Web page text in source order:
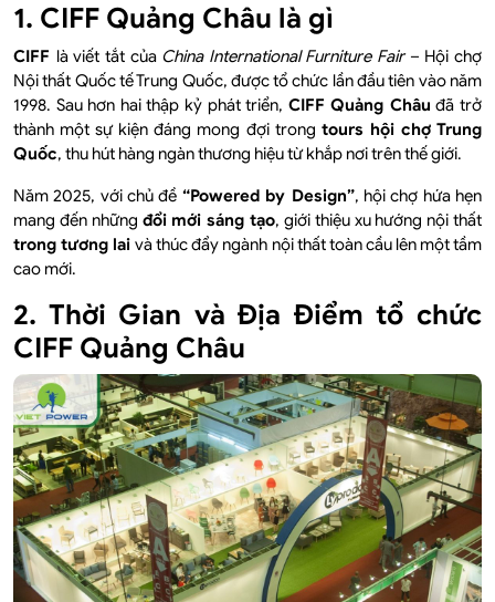
1. CIFF Quảng Châu là gì
CIFF là viết tắt của China International Furniture Fair– Hội chợ
Nội thất Quốc tế Trung Quốc, được tổ chức lần đầu tiên vào năm
1998. Sau hơn hai thập kỷ phát triển, CIFF Quảng Châu đã trở
thành một sự kiện đáng mong đợi trong tours hội chợ Trung
Quốc, thu hút hàng ngàn thương hiệu từ khắp nơi trên thế giới.
Năm 2025, với chủ đề “Powered by Design”, hội chợ hứa hẹn
mang đến những đổi mới sáng tạo, giới thiệu xu hướng nội thất
trong tương laivà thúc đẩy ngành nội thất toàn cầu lên một tầm
cao mới.
2. Thời Gian và Địa Điểm tổ chức
CIFF Quảng Châu